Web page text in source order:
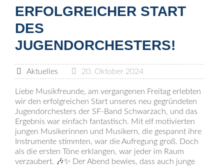
ERFOLGREICHER START
DES
JUGENDORCHESTERS!
Aktuelles 20. Oktober 2024
Liebe Musikfreunde, am vergangenen Freitag erlebten
wir den erfolgreichen Start unseres neu gegründeten
Jugendorchesters der SF-Band Schwarzach, und das
Ergebnis war einfach fantastisch. Mit elf motivierten
jungen Musikerinnen und Musikern, die gespannt ihre
Instrumente stimmten, war die Aufregung groß. Doch
als die ersten Töne erklangen, war jeder im Raum
verzaubert. 🎶✨ Der Abend bewies, dass auch junge